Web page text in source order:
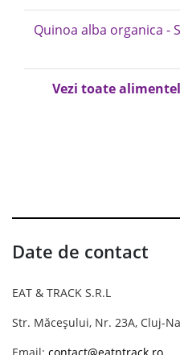
Quinoa alba organica -
Vezi toate
Date de contact
EAT & TRACK S.R.L
Str. Măceșului, Nr. 23A, Cluj-